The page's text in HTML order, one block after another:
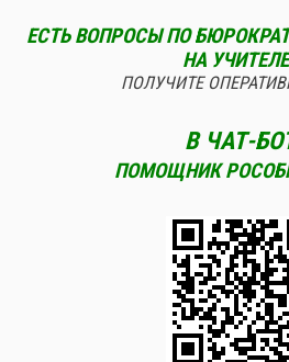
ЕСТЬ ВОПРОСЫ ПО
НА
ПОЛУЧИТЕ
В ЧАТ-
ПОМОЩНИК